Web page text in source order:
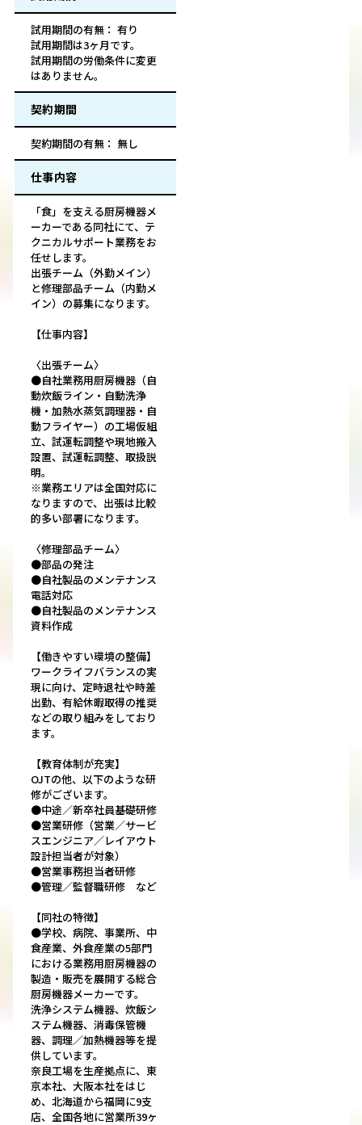
試用期間の有無： 有り
試用期間は3ヶ月です。
試用期間の労働条件に変更
はありません。
契約期間
契約期間の有無： 無し
仕事内容
「食」を支える厨房機器メ
ーカーである同社にて、テ
クニカルサポート業務をお
任せします。
出張チーム（外勤メイン）
と修理部品チーム（内勤メ
イン）の募集になります。
【仕事内容】
〈出張チーム〉
●自社業務用厨房機器（自
動炊飯ライン・自動洗浄
機・加熱水蒸気調理器・自
動フライヤー）の工場仮組
立、試運転調整や現地搬入
設置、試運転調整、取扱説
明。
※業務エリアは全国対応に
なりますので、出張は比較
的多い部署になります。
〈修理部品チーム〉
●部品の発注
●自社製品のメンテナンス
電話対応
●自社製品のメンテナンス
資料作成
【働きやすい環境の整備】
ワークライフバランスの実
現に向け、定時退社や時差
出勤、有給休暇取得の推奨
などの取り組みをしており
ます。
【教育体制が充実】
OJTの他、以下のような研
修がございます。
●中途／新卒社員基礎研修
●営業研修（営業／サービ
スエンジニア／レイアウト
設計担当者が対象）
●営業事務担当者研修
●管理／監督職研修 など
【同社の特徴】
●学校、病院、事業所、中
食産業、外食産業の5部門
における業務用厨房機器の
製造・販売を展開する総合
厨房機器メーカーです。
洗浄システム機器、炊飯シ
ステム機器、消毒保管機
器、調理／加熱機器等を提
供しています。
奈良工場を生産拠点に、東
京本社、大阪本社をはじ
め、北海道から福岡に9支
店、全国各地に営業所39ヶ